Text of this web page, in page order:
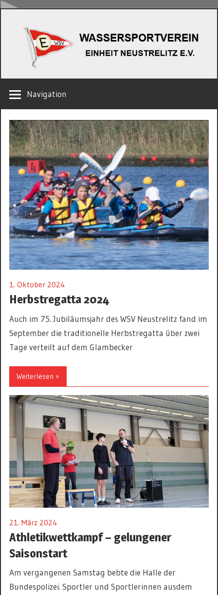
springen
NEUSTRELITZ
E.V.
Navigation
1. Oktober 2024
Herbstregatta 2024
Auch im 75. Jubiläumsjahr des WSV Neustrelitz fand im
September die traditionelle Herbstregatta über zwei
Tage verteilt auf dem Glambecker
Weiterlesen »
21. März 2024
Athletikwettkampf – gelungener
Saisonstart
Am vergangenen Samstag bebte die Halle der
Bundespolizei. Sportler und Sportlerinnen ausdem